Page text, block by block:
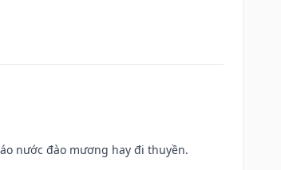
nước đào mương hay đi thuyền.